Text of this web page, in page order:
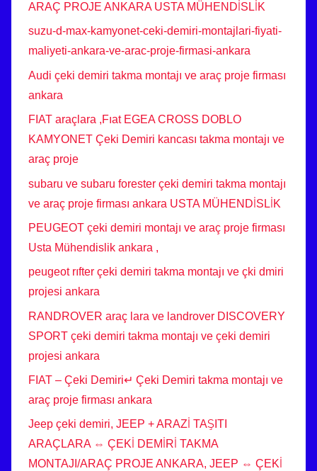
ARAÇ PROJE ANKARA USTA MÜHENDİSLİK
suzu-d-max-kamyonet-ceki-demiri-montajlari-fiyati-
maliyeti-ankara-ve-arac-proje-firmasi-ankara
Audi çeki demiri takma montajı ve araç proje firması
ankara
FIAT araçlara ,Fıat EGEA CROSS DOBLO
KAMYONET Çeki Demiri kancası takma montajı ve
araç proje
subaru ve subaru forester çeki demiri takma montajı
ve araç proje firması ankara USTA MÜHENDİSLİK
PEUGEOT çeki demiri montajı ve araç proje firması
Usta Mühendislik ankara ,
peugeot rıfter çeki demiri takma montajı ve çki dmiri
projesi ankara
RANDROVER araç lara ve landrover DISCOVERY
SPORT çeki demiri takma montajı ve çeki demiri
projesi ankara
FIAT – Çeki Demiri↵ Çeki Demiri takma montajı ve
araç proje firması ankara
Jeep çeki demiri, JEEP + ARAZİ TAŞITI
ARAÇLARA ⇔ ÇEKİ DEMİRİ TAKMA
MONTAJI/ARAÇ PROJE ANKARA, JEEP ⇔ ÇEKİ